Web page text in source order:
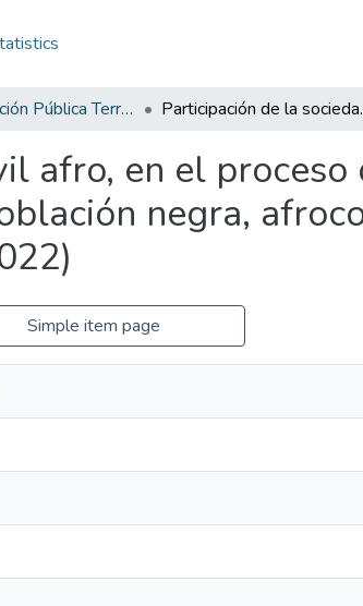
Administración Pública Territorial (APT) Participación de la sociedad civil
afro, en el
negra,
Simple item page